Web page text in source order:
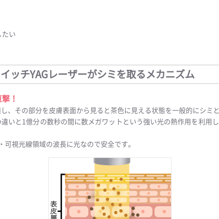
い
ッチYAGレーザーがシミを取るメカニズム
！
、その部分を皮膚表面から見ると茶色に見える状態を一般的にシミ
いと1億分の数秒の間に数メガワットという強い光の熱作用を利用
視光線領域の波長に光なので安全です。